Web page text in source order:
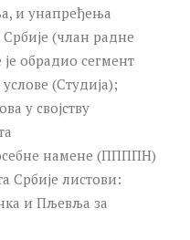
и унапређења
(члан радне
је обрадио сегмент
(Студија);
у својству
намене (ППППН)
Србије листови:
и Пљевља за